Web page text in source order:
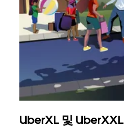
UberXL 및 UberXXL